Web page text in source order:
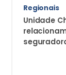
Regionais
Unidade